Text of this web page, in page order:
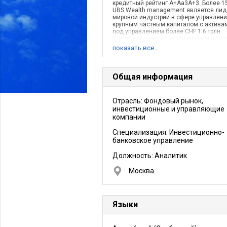
кредитный рейтинг A+Aa3A+3. Более
UBS Wealth management является
мировой индустрии в сфере
крупным частным капиталом с
под управлением более CHF 1.6 трлн.
банком на мировом уровне (“Best Global
2-е место в 2011 г.
показать все…
Общая информация
Отрасль: Фондовый рынок,
инвестиционные и управляющие
компании
Специализация: Инвестиционно-
банковское управление
Должность: Аналитик
Москва
Языки